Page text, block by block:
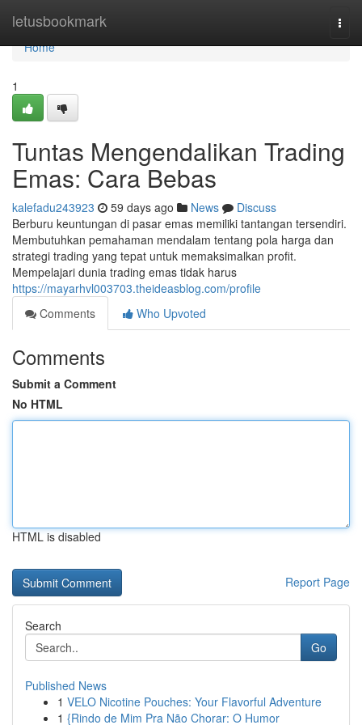
letusbookmark
Home
Home
1
Tuntas Mengendalikan Trading
Emas: Cara Bebas
kalefadu243923 59 days ago News
Discuss
Berburu keuntungan di pasar emas memiliki tantangan tersendiri.
Membutuhkan pemahaman mendalam tentang pola harga dan
strategi trading yang tepat untuk memaksimalkan profit.
Mempelajari dunia trading emas tidak harus
https://mayarhvl003703.theideasblog.com/profile
Comments
Who Upvoted
Comments
Submit a Comment
No HTML
HTML is disabled
Report Page
Search
Go
Published News
1 VELO Nicotine Pouches: Your Flavorful Adventure
1 {Rindo de Mim Pra Não Chorar: O Humor